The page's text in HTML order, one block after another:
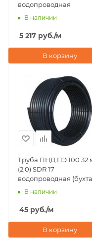
водопроводная
В наличии
5 217 руб./м
В корзину
Труба ПНД ПЭ 100 32
(2,0) SDR 17
водопроводная (бухта
50 м)
В наличии
45 руб./м
В корзину